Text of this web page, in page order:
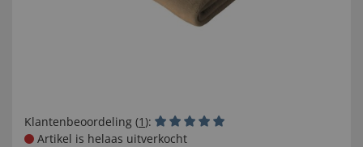
Klantenbeoordeling (1):
Artikel is helaas uitverkocht